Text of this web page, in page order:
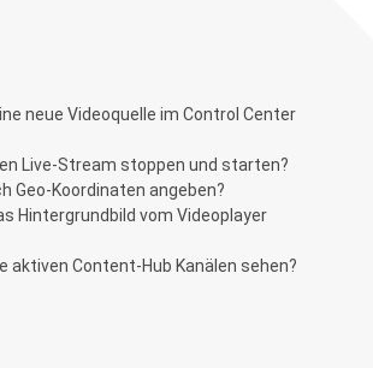
neue Videoquelle im Control Center
Live-Stream stoppen und starten?
Geo-Koordinaten angeben?
Hintergrundbild vom Videoplayer
aktiven Content-Hub Kanälen sehen?